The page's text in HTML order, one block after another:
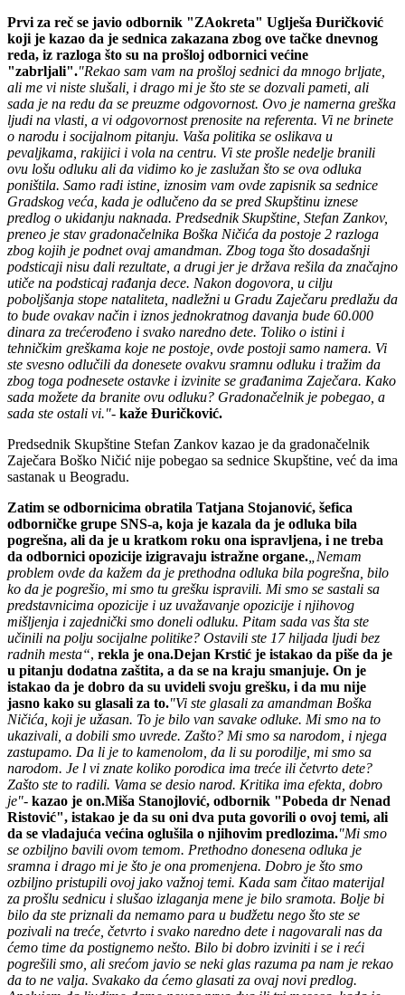
Prvi za reč se javio odbornik "ZAokreta" Uglješa Đuričković
koji je kazao da je sednica zakazana zbog ove tačke dnevnog
reda, iz razloga što su na prošloj odbornici većine
"zabrljali"."Rekao sam vam na prošloj sednici da mnogo brljate,
ali me vi niste slušali, i drago mi je što ste se dozvali pameti, ali
sada je na redu da se preuzme odgovornost. Ovo je namerna greška
ljudi na vlasti, a vi odgovornost prenosite na referenta. Vi ne brinete
o narodu i socijalnom pitanju. Vaša politika se oslikava u
pevaljkama, rakijici i vola na centru. Vi ste prošle nedelje branili
ovu lošu odluku ali da vidimo ko je zaslužan što se ova odluka
poništila. Samo radi istine, iznosim vam ovde zapisnik sa sednice
Gradskog veća, kada je odlučeno da se pred Skupštinu iznese
predlog o ukidanju naknada. Predsednik Skupštine, Stefan Zankov,
preneo je stav gradonačelnika Boška Ničića da postoje 2 razloga
zbog kojih je podnet ovaj amandman. Zbog toga što dosadašnji
podsticaji nisu dali rezultate, a drugi jer je država rešila da značajno
utiče na podsticaj rađanja dece. Nakon dogovora, u cilju
poboljšanja stope nataliteta, nadležni u Gradu Zaječaru predlažu da
to bude ovakav način i iznos jednokratnog davanja bude 60.000
dinara za trećerođeno i svako naredno dete. Toliko o istini i
tehničkim greškama koje ne postoje, ovde postoji samo namera. Vi
ste svesno odlučili da donesete ovakvu sramnu odluku i tražim da
zbog toga podnesete ostavke i izvinite se građanima Zaječara. Kako
sada možete da branite ovu odluku? Gradonačelnik je pobegao, a
sada ste ostali vi."- kaže Đuričković.
Predsednik Skupštine Stefan Zankov kazao je da gradonačelnik
Zaječara Boško Ničić nije pobegao sa sednice Skupštine, već da ima
sastanak u Beogradu.
Zatim se odbornicima obratila Tatjana Stojanović, šefica
odborničke grupe SNS-a, koja je kazala da je odluka bila
pogrešna, ali da je u kratkom roku ona ispravljena, i ne treba
da odbornici opozicije izigravaju istražne organe. „Nemam
problem ovde da kažem da je prethodna odluka bila pogrešna, bilo
ko da je pogrešio, mi smo tu grešku ispravili. Mi smo se sastali sa
predstavnicima opozicije i uz uvažavanje opozicije i njihovog
mišljenja i zajednički smo doneli odluku. Pitam sada vas šta ste
učinili na polju socijalne politike? Ostavili ste 17 hiljada ljudi bez
radnih mesta“, rekla je ona.Dejan Krstić je istakao da piše da je
u pitanju dodatna zaštita, a da se na kraju smanjuje. On je
istakao da je dobro da su uvideli svoju grešku, i da mu nije
jasno kako su glasali za to."Vi ste glasali za amandman Boška
Ničića, koji je užasan. To je bilo van savake odluke. Mi smo na to
ukazivali, a dobili smo uvrede. Zašto? Mi smo sa narodom, i njega
zastupamo. Da li je to kamenolom, da li su porodilje, mi smo sa
narodom. Je l vi znate koliko porodica ima treće ili četvrto dete?
Zašto ste to radili. Vama se desio narod. Kritika ima efekta, dobro
je"- kazao je on.Miša Stanojlović, odbornik "Pobeda dr Nenad
Ristović", istakao je da su oni dva puta govorili o ovoj temi, ali
da se vladajuća većina oglušila o njihovim predlozima."Mi smo
se ozbiljno bavili ovom temom. Prethodno donesena odluka je
sramna i drago mi je što je ona promenjena. Dobro je što smo
ozbiljno pristupili ovoj jako važnoj temi. Kada sam čitao materijal
za prošlu sednicu i slušao izlaganja mene je bilo sramota. Bolje bi
bilo da ste priznali da nemamo para u budžetu nego što ste se
pozivali na treće, četvrto i svako naredno dete i nagovarali nas da
ćemo time da postignemo nešto. Bilo bi dobro izviniti i se i reći
pogrešili smo, ali srećom javio se neki glas razuma pa nam je rekao
da to ne valja. Svakako da ćemo glasati za ovaj novi predlog.